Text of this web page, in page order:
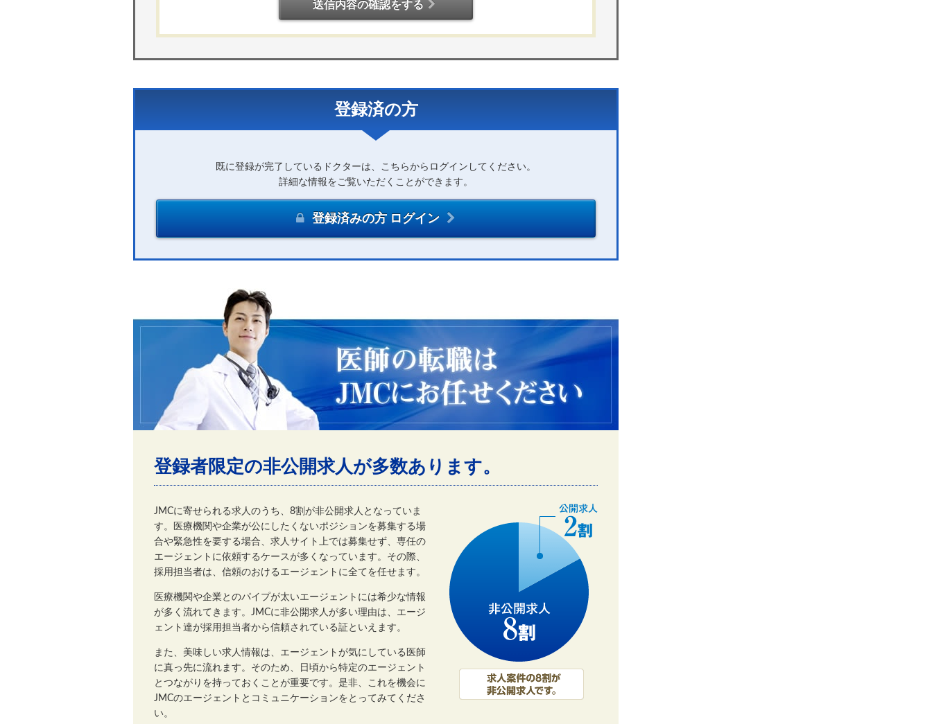
送信内容の確認をする
登録済の方
既に登録が完了しているドクターは、こちらからログインしてください。
詳細な情報をご覧いただくことができます。
登録済みの方 ログイン
登録者限定の非公開求人が多数あります。
JMCに寄せられる求人のうち、8割が非公開求人となっていま
す。医療機関や企業が公にしたくないポジションを募集する場
合や緊急性を要する場合、求人サイト上では募集せず、専任の
エージェントに依頼するケースが多くなっています。その際、
採用担当者は、信頼のおけるエージェントに全てを任せます。
医療機関や企業とのパイプが太いエージェントには希少な情報
が多く流れてきます。JMCに非公開求人が多い理由は、エージ
ェント達が採用担当者から信頼されている証といえます。
また、美味しい求人情報は、エージェントが気にしている医師
に真っ先に流れます。そのため、日頃から特定のエージェント
とつながりを持っておくことが重要です。是非、これを機会に
JMCのエージェントとコミュニケーションをとってみてくださ
い。